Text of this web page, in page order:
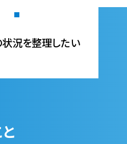
況を整理したい